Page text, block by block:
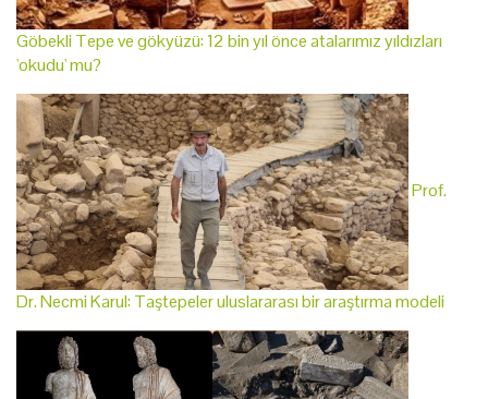
Göbekli Tepe ve gökyüzü: 12 bin yıl önce atalarımız yıldızları
'okudu' mu?
Prof.
Dr. Necmi Karul: Taştepeler uluslararası bir araştırma modeli